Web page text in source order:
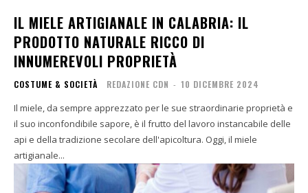
IL MIELE ARTIGIANALE IN CALABRIA: IL
PRODOTTO NATURALE RICCO DI
INNUMEREVOLI PROPRIETÀ
COSTUME & SOCIETÀ REDAZIONE CDN - 10 DICEMBRE 2024
Il miele, da sempre apprezzato per le sue straordinarie proprietà e
il suo inconfondibile sapore, è il frutto del lavoro instancabile delle
api e della tradizione secolare dell'apicoltura. Oggi, il miele
artigianale...